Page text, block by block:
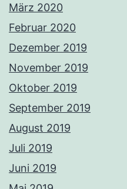
März 2020
Februar 2020
Dezember 2019
November 2019
Oktober 2019
September 2019
August 2019
Juli 2019
Juni 2019